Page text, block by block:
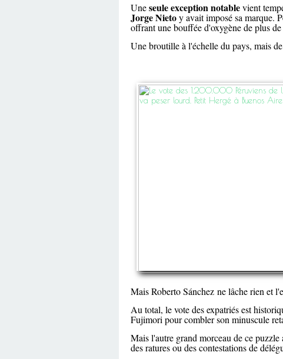
Uneseule exception notablevient
Jorge Nietoy avait imposé sa marque.
offrant une bouffée d'oxygène de plus
Une broutille à l'échelle du pays, mais
Mais Roberto Sánchez ne lâche rien et
Au total, le vote des expatriés est
Fujimori pour combler son minuscule
Mais l'autre grand morceau de ce
des ratures ou des contestations de